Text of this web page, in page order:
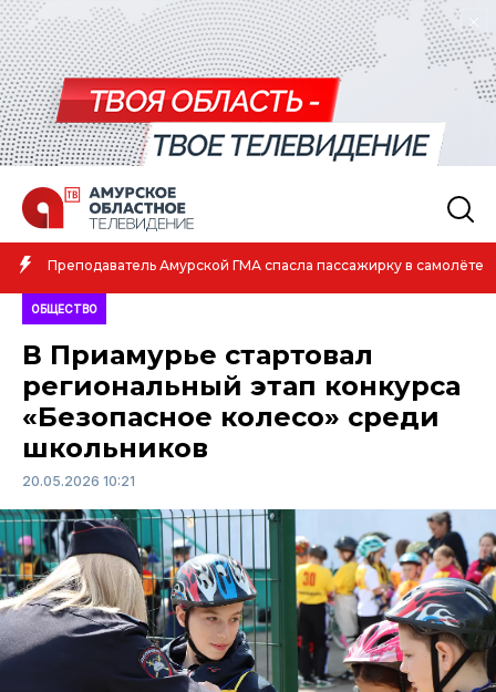
Преподаватель Амурской ГМА спасла пассажирку в самолёте
ОБЩЕСТВО
В Приамурье стартовал
региональный этап конкурса
«Безопасное колесо» среди
школьников
20.05.2026 10:21